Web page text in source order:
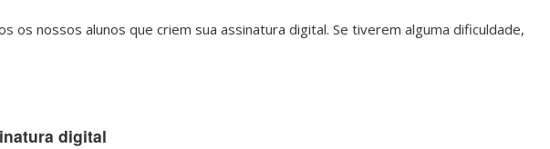
os nossos alunos que criem sua assinatura digital. Se tiverem alguma dificuldade,
digital